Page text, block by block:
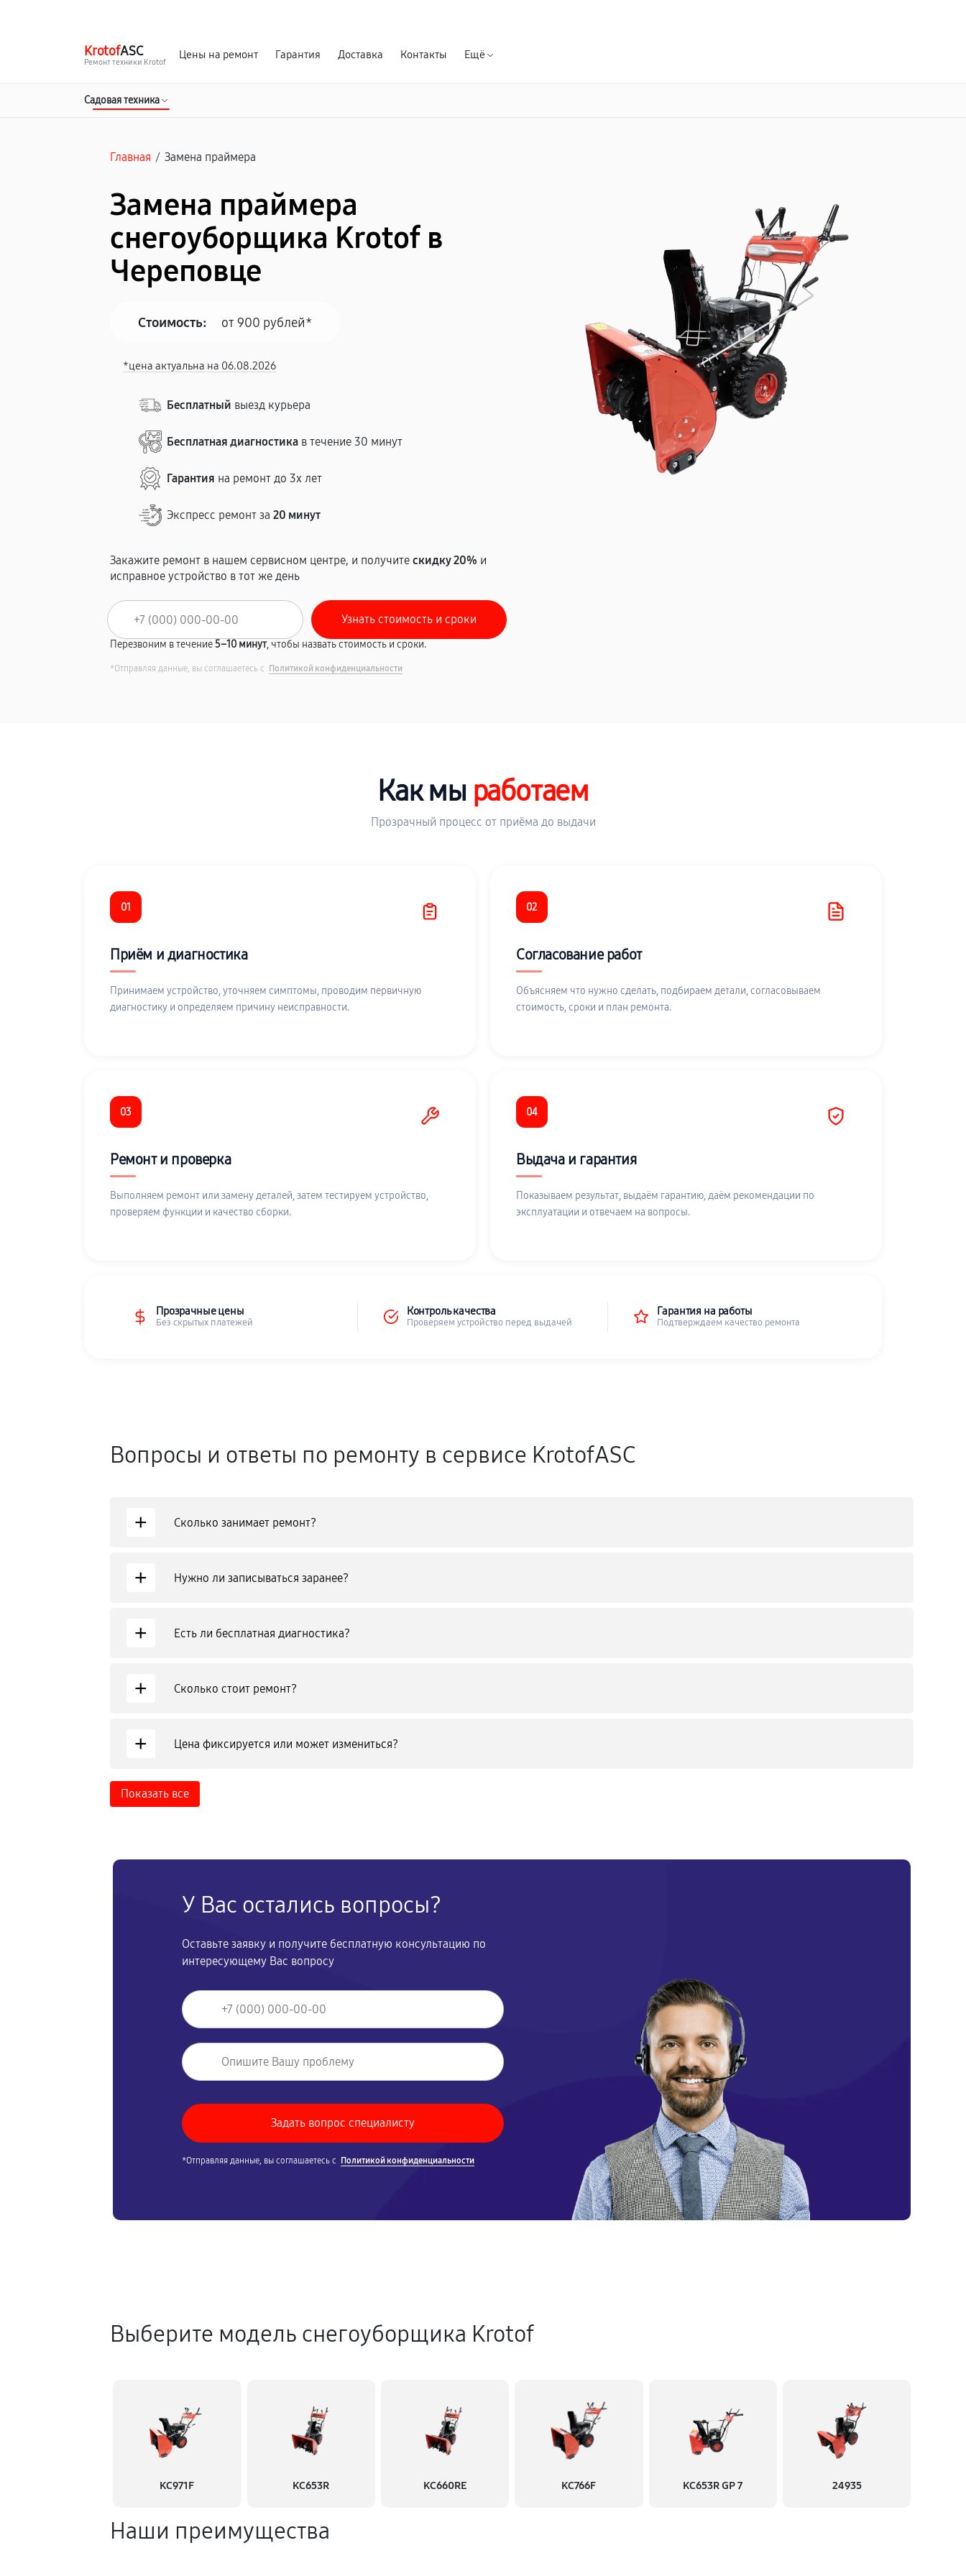
KrotofASC
Ремонт техники Krotof
Цены на ремонт Гарантия Доставка Контакты Ещё
Садовая техника
Главная / Замена праймера
Замена праймера
снегоуборщика Krotof в
Череповце
Стоимость: от 900 рублей*
*цена актуальна на 06.08.2026
Бесплатный выезд курьера
Бесплатная диагностика в течение 30 минут
Гарантия на ремонт до 3х лет
Экспресс ремонт за20 минут
Закажите ремонт в нашем сервисном центре, и получитескидку 20% и
исправное устройство в тот же день
Перезвоним в течение5–10 минут, чтобы назвать стоимость и сроки.
*Отправляя данные, вы соглашаетесь с Политикой конфиденциальности
Как мы работаем
Прозрачный процесс от приёма до выдачи
01
Приём и диагностика
Принимаем устройство, уточняем симптомы, проводим первичную
диагностику и определяем причину неисправности.
02
Согласование работ
Объясняем что нужно сделать, подбираем детали, согласовываем
стоимость, сроки и план ремонта.
03
Ремонт и проверка
Выполняем ремонт или замену деталей, затем тестируем устройство,
проверяем функции и качество сборки.
04
Выдача и гарантия
Показываем результат, выдаём гарантию, даём рекомендации по
эксплуатации и отвечаем на вопросы.
Прозрачные цены
Без скрытых платежей
Контроль качества
Проверяем устройство перед выдачей
Гарантия на работы
Подтверждаем качество ремонта
Вопросы и ответы по ремонту в сервисе KrotofASC
+ Сколько занимает ремонт?
+ Нужно ли записываться заранее?
+ Есть ли бесплатная диагностика?
+ Сколько стоит ремонт?
+ Цена фиксируется или может измениться?
Показать все
У Вас остались вопросы?
Оставьте заявку и получите бесплатную консультацию по
интересующему Вас вопросу
*Отправляя данные, вы соглашаетесь с Политикой конфиденциальности
Выберите модель снегоуборщика Krotof
KC971F KC653R KC660RE KC766F KC653R GP 7 24935
Наши преимущества